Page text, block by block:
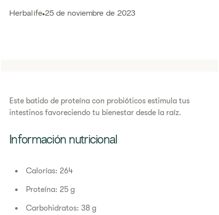
Herbalife 25 de noviembre de 2023
Este batido de proteína con probióticos estimula tus
intestinos favoreciendo tu bienestar desde la raíz.
​​Información nutricional​
Calorías: 264
Proteína: 25 g
Carbohidratos: 38 g